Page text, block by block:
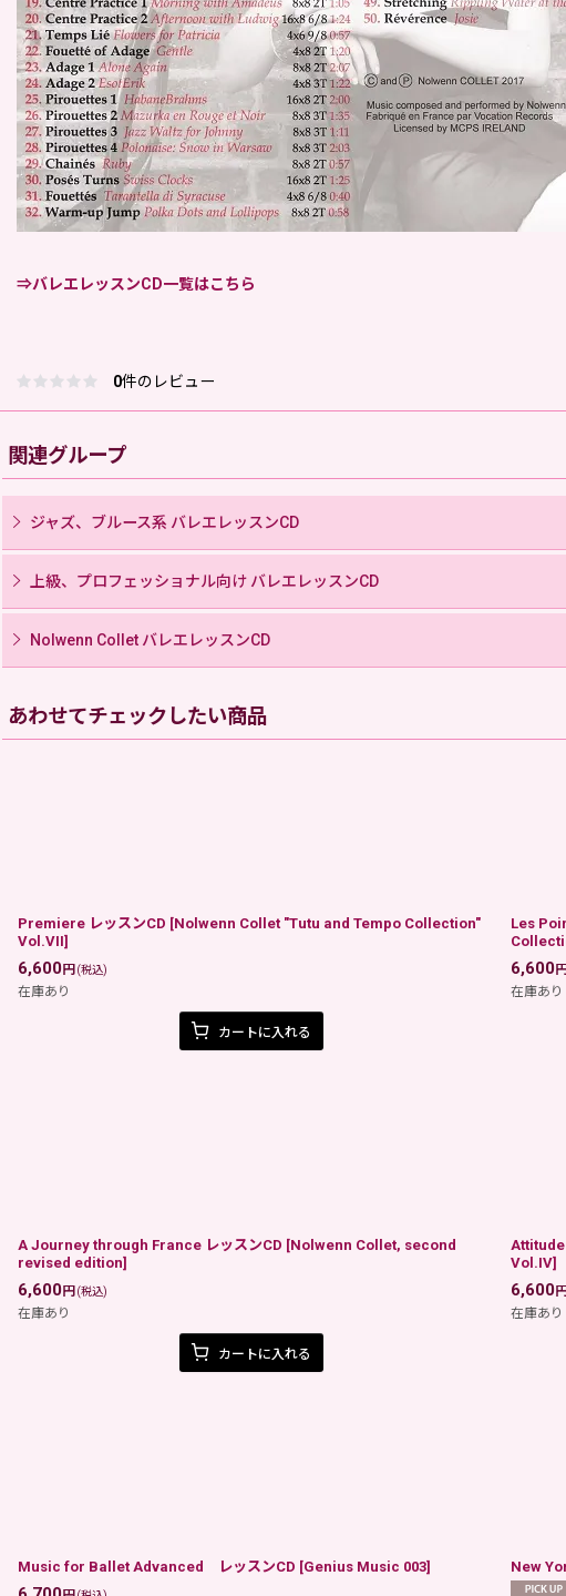
⇒バレエレッスンCD一覧はこちら
0件のレビュー
関連グループ
ジャズ、ブルース系 バレエレッスンCD
上級、プロフェッショナル向け バレエレッスンCD
Nolwenn Collet バレエレッスンCD
あわせてチェックしたい商品
Premiere レッスンCD [Nolwenn Collet "Tutu and Tempo Collection"
Vol.VII]
6,600円 (税込)
在庫あり
カートに入れる
Les
6,600円
在庫あり
A Journey through France レッスンCD [Nolwenn Collet, second
revised edition]
6,600円 (税込)
在庫あり
カートに入れる
Attitude
Vol.IV]
6,600円
在庫あり
Music for Ballet Advanced レッスンCD [Genius Music 003] New